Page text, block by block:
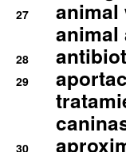
27
animal
animal
28
29
30